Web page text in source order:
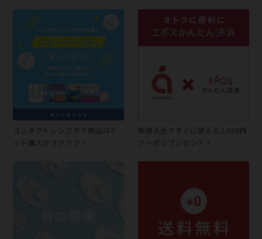
コンタクトレンズケア用品はネ
ット購入がラクラク！
新規入会ですぐに使える2,000円
クーポンプレゼント！